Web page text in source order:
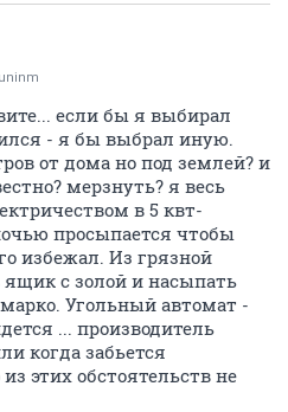
если бы я выбирал
- я бы выбрал иную.
от дома но под землей? и
мерзнуть? я весь
в 5 квт-
просыпается чтобы
избежал. Из грязной
с золой и насыпать
Угольный автомат -
... производитель
когда забьется
этих обстоятельств не